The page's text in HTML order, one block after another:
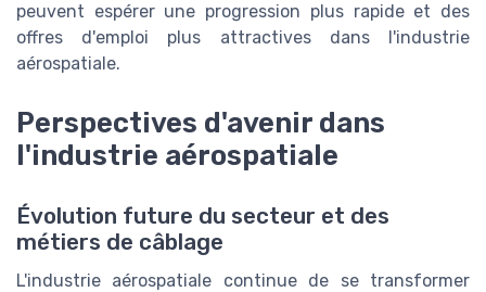
peuvent espérer une progression plus rapide et des
offres d'emploi plus attractives dans l'industrie
aérospatiale.
Perspectives d'avenir dans
l'industrie aérospatiale
Évolution future du secteur et des
métiers de câblage
L'industrie aérospatiale continue de se transformer